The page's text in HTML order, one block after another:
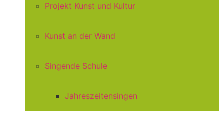
Projekt Kunst und Kultur
Kunst an der Wand
Singende Schule
Jahreszeitensingen